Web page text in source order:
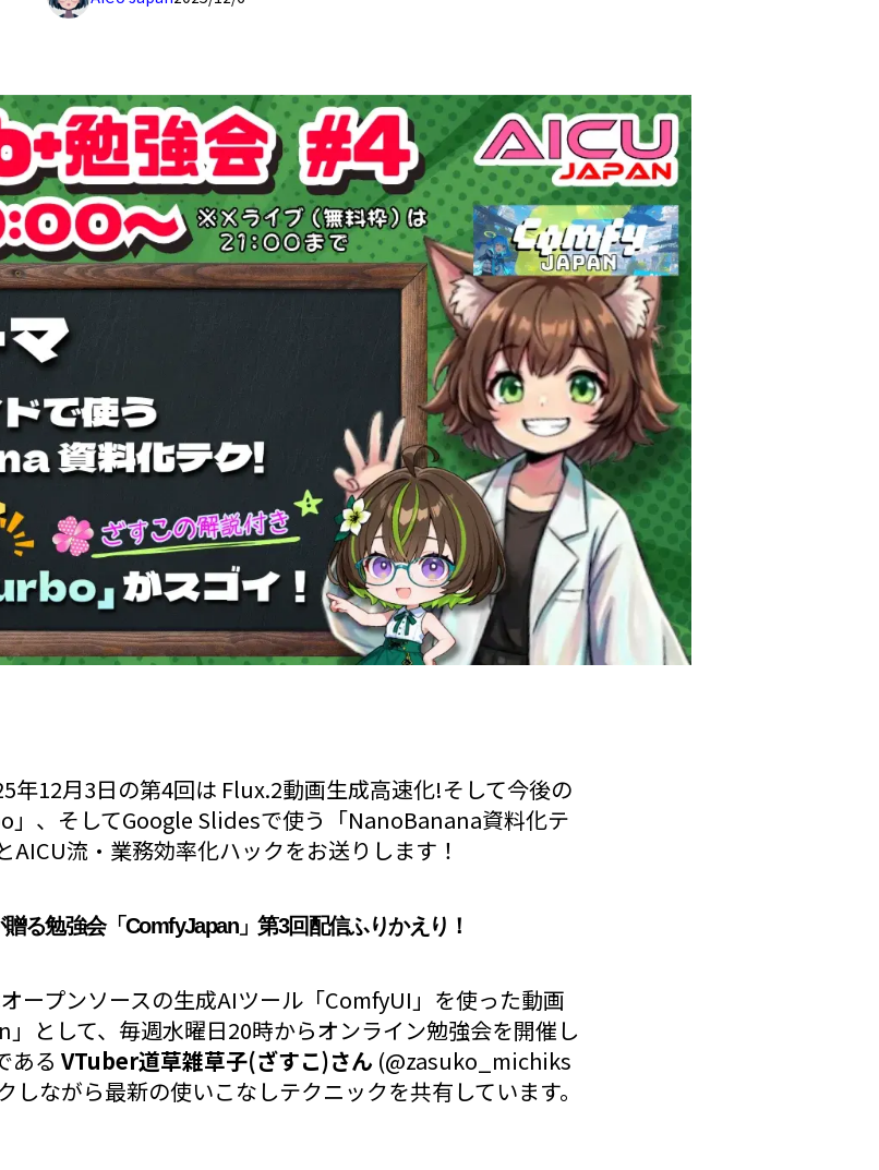
年12月3日の第4回は Flux.2動画生成高速化!そして今後の
」、そしてGoogle Slidesで使う「NanoBanana資料化テ
流・業務効率化ハックをお送りします！
る勉強会「ComfyJapan」第3回配信ふりかえり！
ープンソースの生成AIツール「ComfyUI」を使った動画
として、毎週水曜日20時からオンライン勉強会を開催し
ある VTuber道草雑草子(ざすこ)さん (@zasuko_michiks
しながら最新の使いこなしテクニックを共有しています。